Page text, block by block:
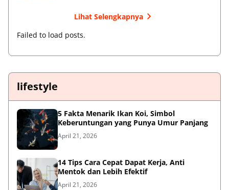
Lihat Selengkapnya
Failed to load posts.
lifestyle
5 Fakta Menarik Ikan Koi, Simbol
Keberuntungan yang Punya Umur Panjang
April 21, 2026
14 Tips Cara Cepat Dapat Kerja, Anti
Mentok dan Lebih Efektif
April 21, 2026